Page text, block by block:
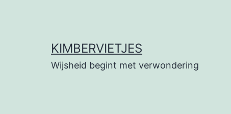
KIMBERVIETJES
Wijsheid begint met verwondering